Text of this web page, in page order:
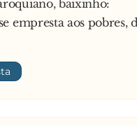
o lavrador, com cara de
falar com o teu
Manel… ele
por uns
sêi, terá de falar co
baixinho:
empresta aos pobres,